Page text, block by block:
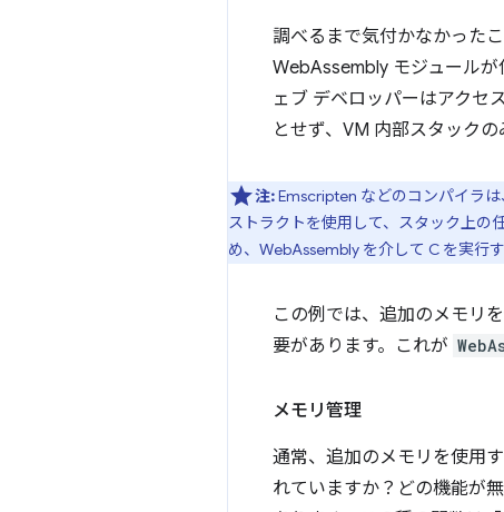
調べるまで気付かなかった
WebAssembly モジュール
ェブ デベロッパーはアクセ
とせず、VM 内部スタック
注:Emscripten などのコンパイラ
ストラクトを使用して、スタック上の
め、WebAssembly を介して C を実行す
この例では、追加のメモリ
要があります。これが
メモリ管理
通常、追加のメモリを使用
れていますか？どの機能が